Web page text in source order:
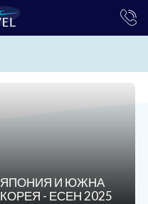
ЯПОНИЯ И ЮЖНА
КОРЕЯ - ЕСЕН 2025